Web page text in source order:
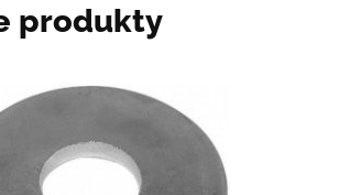
produkty